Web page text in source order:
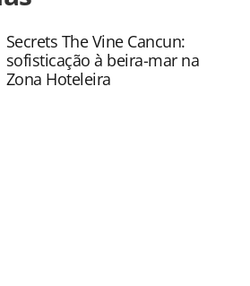
rotas-entre-guarulhos-e-atlanta-
as ferramentas oferecidas na
produzido pela PANROTAS
legislação brasileira sobre direito
o conteúdo sem autorização da
Secrets The Vine Cancun:
sofisticação à beira-mar na
Zona Hoteleira